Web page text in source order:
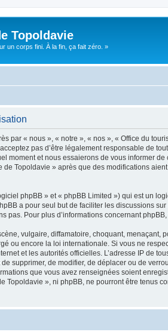
Topoldavie
un corps fini. À la fin, ça fait zéro. »
par « nous », « notre », « nos », « Office du
pas d’être légalement responsable de
moment et nous essaierons de vous informer
Topoldavie » après que des modifications
phpBB » et « phpBB Limited ») qui est un
a pour seul but de faciliter les discussions
pas. Pour plus d’informations concernant
vulgaire, diffamatoire, choquant,
ou encore la loi internationale. Si vous ne
et les autorités officielles. L’adresse IP de
supprimer, de modifier, de déplacer ou de
que vous avez renseignées soient
Topoldavie », ni phpBB, ne pourront être tenus